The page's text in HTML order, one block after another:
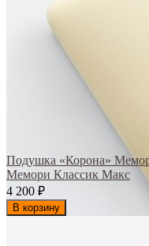
Подушка «Корона»
Мемори Классик Макс
4 200 ₽
В корзину